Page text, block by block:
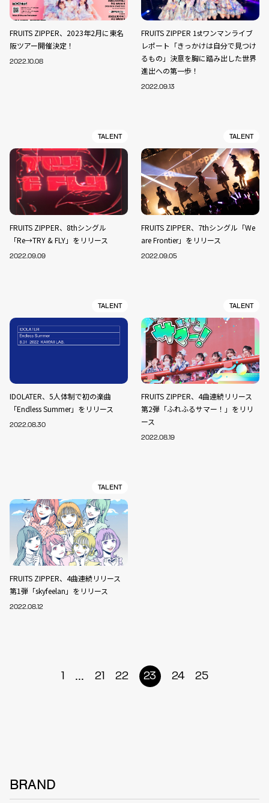
FRUITS ZIPPER、2023年2月に東名
阪ツアー開催決定！
2022.10.08
FRUITS ZIPPER 1stワンマンライブ
レポート「きっかけは自分で見つけ
るもの」決意を胸に踏み出した世界
進出への第一歩！
2022.09.13
TALENT
FRUITS ZIPPER、8thシングル
「Re→TRY & FLY」をリリース
2022.09.09
TALENT
FRUITS ZIPPER、7thシングル「We
are Frontier」をリリース
2022.09.05
TALENT
IDOLATER、5人体制で初の楽曲
「Endless Summer」をリリース
2022.08.30
TALENT
FRUITS ZIPPER、4曲連続リリース
第2弾「ふれふるサマー！」をリリ
ース
2022.08.19
TALENT
FRUITS ZIPPER、4曲連続リリース
第1弾「skyfeelan」をリリース
2022.08.12
1 ... 21 22 23 24 25
BRAND